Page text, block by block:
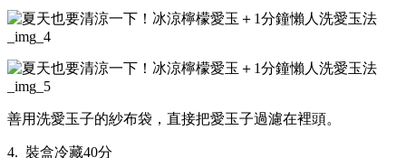
善用洗愛玉子的紗布袋，直接把愛玉子過濾在裡頭。
4. 裝盒冷藏40分